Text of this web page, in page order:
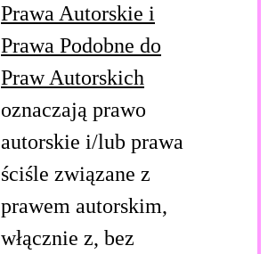
Prawa Autorskie i
Prawa Podobne do
Praw Autorskich
oznaczają prawo
autorskie i/lub prawa
ściśle związane z
prawem autorskim,
włącznie z, bez